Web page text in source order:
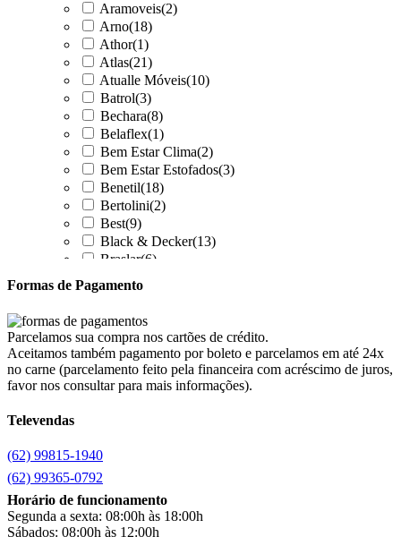
Aramoveis(2)
Arno(18)
Athor(1)
Atlas(21)
Atualle Móveis(10)
Batrol(3)
Bechara(8)
Belaflex(1)
Bem Estar Clima(2)
Bem Estar Estofados(3)
Benetil(18)
Bertolini(2)
Best(9)
Black & Decker(13)
Braslar(6)
Britânia
Cairu(7)
Canaã Moveis (0)
Canaã Móveis(2)
Carioca Móveis(8)
Clarice
clock
Colibri
Colli(53)
Colormaq(43)
Formas de Pagamento
Parcelamos sua compra nos cartões de crédito.
Aceitamos também pagamento por boleto e parcelamos em até 24x
no carne (parcelamento feito pela financeira com acréscimo de juros,
favor nos consultar para mais informações).
Televendas
(62) 99815-1940
(62) 99365-0792
Horário de funcionamento
Segunda a sexta: 08:00h às 18:00h
Sábados: 08:00h às 12:00h